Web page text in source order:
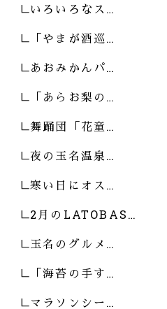
いろいろなス…
「やまが酒巡…
あおみかんパ…
「あらお梨の…
舞踊団「花童…
夜の玉名温泉…
寒い日にオス…
2月のLATOBAS…
玉名のグルメ…
「海苔の手す…
マラソンシー…